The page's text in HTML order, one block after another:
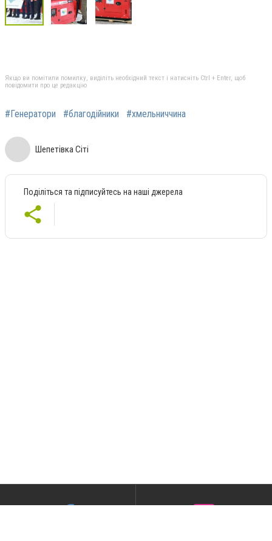
Якщо ви помітили помилку, виділіть необхідний текст і натисніть Ctrl + Enter, щоб
повідомити про це редакцію
#Генератори #благодійники #хмельниччина
Шепетівка Сіті
Поділіться та підписуйтесь на наші джерела